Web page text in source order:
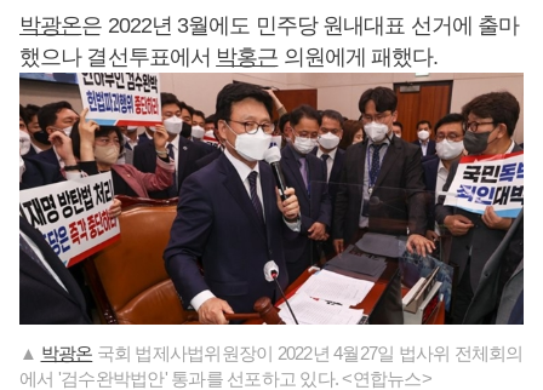
박광온은 2022년 3월에도 민주당 원내대표 선거에 출마
했으나 결선투표에서 박홍근 의원에게 패했다.
▲ 박광온 국회 법제사법위원장이 2022년 4월27일 법사위 전체회의
에서 '검수완박법안' 통과를 선포하고 있다. <연합뉴스>